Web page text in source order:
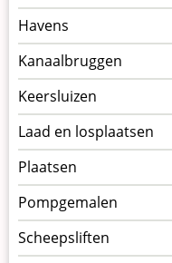
kunstwerkpagina
Havens
Kanaalbruggen
Keersluizen
Laad en losplaatsen
Plaatsen
Pompgemalen
Scheepsliften